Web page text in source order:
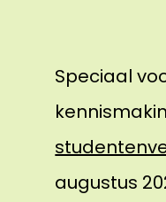
Speciaal
augustus